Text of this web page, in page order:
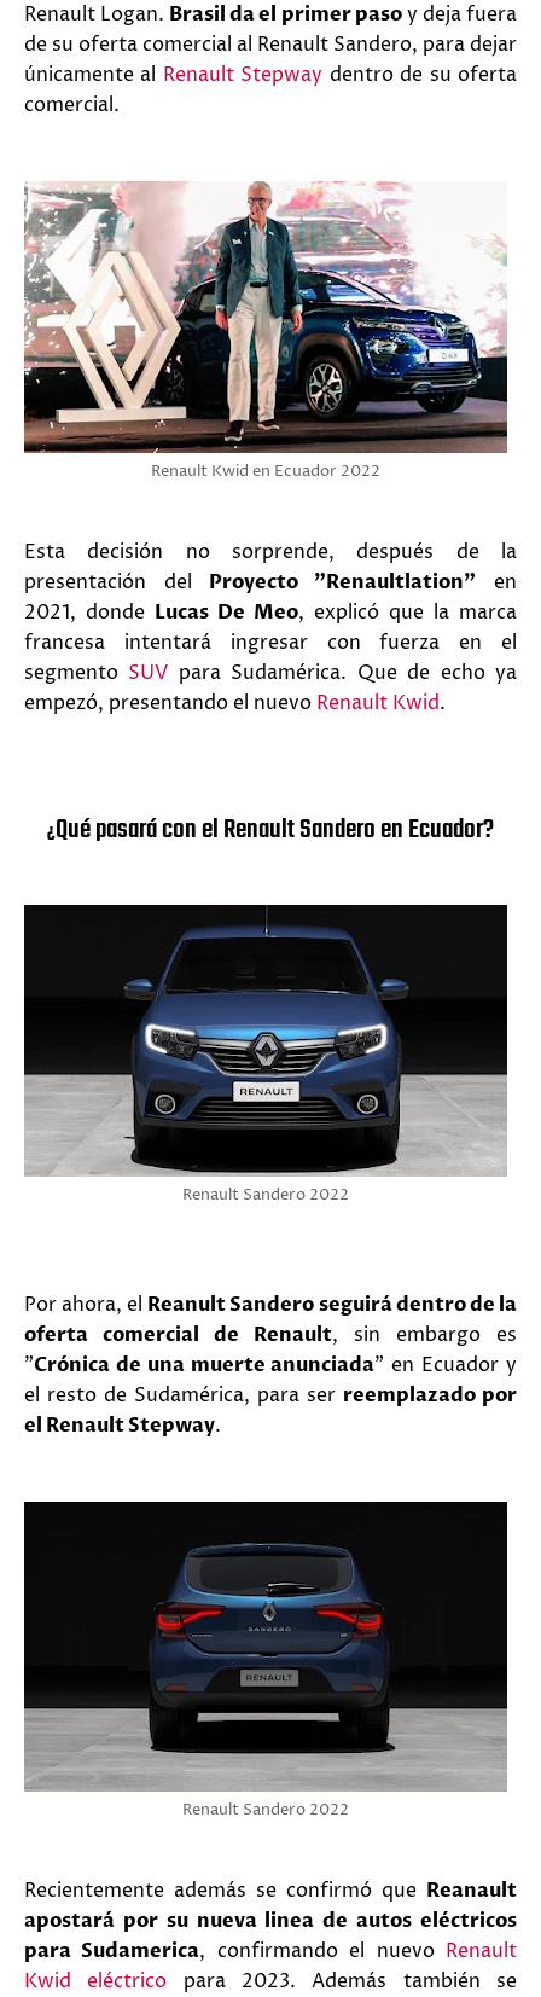
Renault Logan. Brasil da el primer pasoy deja fuera
de su oferta comercial al Renault Sandero, para dejar
únicamente al Renault Stepway dentro de su oferta
comercial.
Renault Kwid en Ecuador 2022
Esta decisión no sorprende, después de la
presentación del Proyecto "Renaultlation" en
2021, donde Lucas De Meo, explicó que la marca
francesa intentará ingresar con fuerza en el
segmento SUV para Sudamérica. Que de echo ya
empezó, presentando el nuevo Renault Kwid.
¿Qué pasará con el Renault Sandero en Ecuador?
Renault Sandero 2022
Por ahora, el Reanult Sanderoseguirá dentro de la
oferta comercial de Renault, sin embargo es
"Crónica de una muerte anunciada" en Ecuador y
el resto de Sudamérica, para ser reemplazado por
el Renault Stepway.
Renault Sandero 2022
Recientemente además se confirmó que Reanault
apostará por su nueva linea de autos eléctricos
para Sudamerica, confirmando el nuevo Renault
Kwid eléctrico para 2023. Además también se